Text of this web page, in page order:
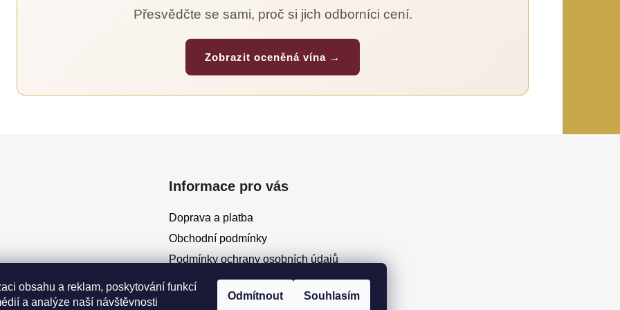
obsahu a reklam, poskytování funkcí
a analýze naší návštěvnosti
Odmítnout Souhlasím
Přesvědčte se sami, proč si jich odborníci cení.
Zobrazit oceněná vína →
Informace pro vás
Doprava a platba
Obchodní podmínky
Podmínky ochrany osobních údajů
Moje objednávka